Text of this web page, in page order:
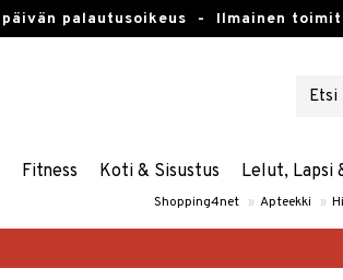
palautusoikeus - Ilmainen
Fitness Koti & Sisustus Lelut, Lapsi
Shopping4net » Apteekki »